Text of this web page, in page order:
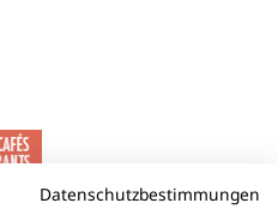
Datenschutzbestimmungen